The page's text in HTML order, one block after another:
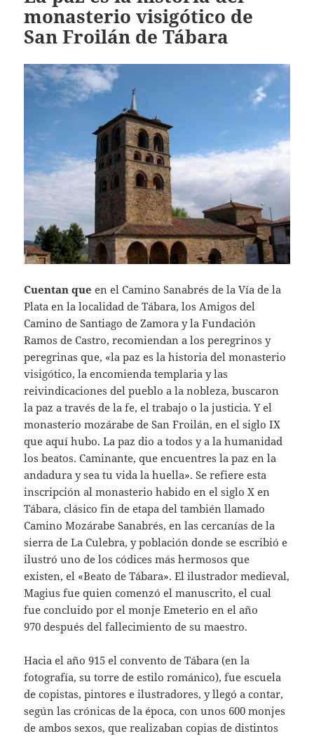
monasterio visigótico de
San Froilán de Tábara
Cuentan que en el Camino Sanabrés de la Vía de la
Plata en la localidad de Tábara, los Amigos del
Camino de Santiago de Zamora y la Fundación
Ramos de Castro, recomiendan a los peregrinos y
peregrinas que, «la paz es la historia del monasterio
visigótico, la encomienda templaria y las
reivindicaciones del pueblo a la nobleza, buscaron
la paz a través de la fe, el trabajo o la justicia. Y el
monasterio mozárabe de San Froilán, en el siglo IX
que aquí hubo. La paz dio a todos y a la humanidad
los beatos. Caminante, que encuentres la paz en la
andadura y sea tu vida la huella». Se refiere esta
inscripción al monasterio habido en el siglo X en
Tábara, clásico fin de etapa del también llamado
Camino Mozárabe Sanabrés, en las cercanías de la
sierra de La Culebra, y población donde se escribió e
ilustró uno de los códices más hermosos que
existen, el «Beato de Tábara». El ilustrador medieval,
Magius fue quien comenzó el manuscrito, el cual
fue concluido por el monje Emeterio en el año
970 después del fallecimiento de su maestro.
Hacia el año 915 el convento de Tábara (en la
fotografía, su torre de estilo románico), fue escuela
de copistas, pintores e ilustradores, y llegó a contar,
según las crónicas de la época, con unos 600 monjes
de ambos sexos, que realizaban copias de distintos